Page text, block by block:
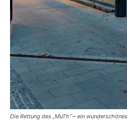
Die Rettung des „MuTh“ – ein